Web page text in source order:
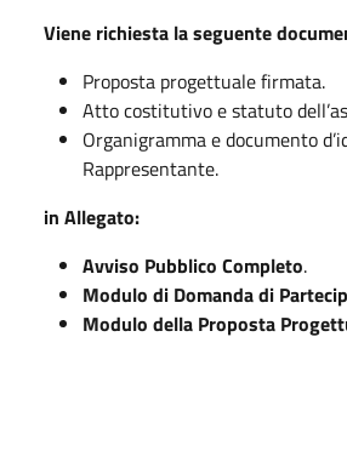
Viene richiesta la seguente
Proposta progettuale firmata.
Atto costitutivo e statuto
Organigramma e documento
Rappresentante.
in Allegato:
Avviso Pubblico Completo.
Modulo di Domanda di
Modulo della Proposta